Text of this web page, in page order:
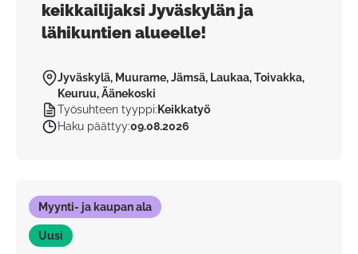
keikkailijaksi Jyväskylän ja
lähikuntien alueelle!
Jyväskylä, Muurame, Jämsä, Laukaa, Toivakka,
Keuruu, Äänekoski
Työsuhteen tyyppi: Keikkatyö
Haku päättyy:09.08.2026
Myynti- ja kaupan ala
Uusi